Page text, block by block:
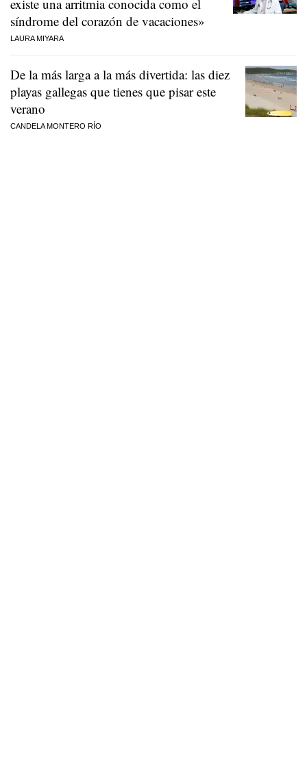
existe una arritmia conocida como el
síndrome del corazón de vacaciones»
LAURA MIYARA
De la más larga a la más divertida: las diez
playas gallegas que tienes que pisar este
verano
CANDELA MONTERO RÍO